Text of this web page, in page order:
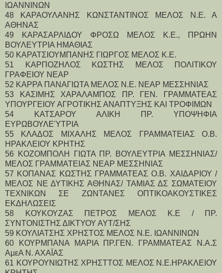
ΙΩΑΝΝΙΝΩΝ
48 ΚΑΡΑΟΥΛΑΝΗΣ ΚΩΝΣΤΑΝΤΙΝΟΣ ΜΕΛΟΣ Ν.Ε. Α
ΑΘΗΝΑΣ
49 ΚΑΡΑΣΑΡΛΙΔΟΥ ΦΡΟΣΩ ΜΕΛΟΣ Κ.Ε., ΠΡΩΗΝ
ΒΟΥΛΕΥΤΡΙΑ ΗΜΑΘΙΑΣ
50 ΚΑΡΑΤΣΙΟΥΜΠΑΝΗΣ ΓΙΩΡΓΟΣ ΜΕΛΟΣ Κ.Ε.
51 ΚΑΡΠΟΖΗΛΟΣ ΚΩΣΤΗΣ ΜΕΛΟΣ ΠΟΛΙΤΙΚΟΥ
ΓΡΑΦΕΙΟΥ ΝΕΑΡ
52 ΚΑΡΡΑ ΠΑΝΑΓΙΩΤΑ ΜΕΛΟΣ Ν.Ε. ΝΕΑΡ ΜΕΣΣΗΝΙΑΣ
53 ΚΑΣΙΜΗΣ ΧΑΡΑΛΑΜΠΟΣ ΠΡ. ΓΕΝ. ΓΡΑΜΜΑΤΕΑΣ
ΥΠΟΥΡΓΕΙΟΥ ΑΓΡΟΤΙΚΗΣ ΑΝΑΠΤΥΞΗΣ ΚΑΙ ΤΡΟΦΙΜΩΝ
54 ΚΑΤΣΑΡΟΥ ΑΛΙΚΗ ΠΡ. ΥΠΟΨΗΦΙΑ
ΕΥΡΩΒΟΥΛΕΎΤΡΙΑ
55 ΚΛΑΔΟΣ ΜΙΧΑΛΗΣ ΜΕΛΟΣ ΓΡΑΜΜΑΤΕΙΑΣ Ο.Β.
ΗΡΑΚΛΕΙΟΥ ΚΡΗΤΗΣ
56 ΚΟΖΟΜΠΟΛΗ ΓΙΩΤΑ ΠΡ. ΒΟΥΛΕΥΤΡΙΑ ΜΕΣΣΗΝΙΑΣ/
ΜΕΛΟΣ ΓΡΑΜΜΑΤΕΙΑΣ ΝΕΑΡ ΜΕΣΣΗΝΙΑΣ
57 ΚΟΠΑΝΑΣ ΚΩΣΤΗΣ ΓΡΑΜΜΑΤΕΑΣ Ο.Β. ΧΑΙΔΑΡΙΟΥ /
ΜΕΛΟΣ ΝΕ ΔΥΤΙΚΗΣ ΑΘΗΝΑΣ/ ΤΑΜΙΑΣ ΔΣ ΣΩΜΑΤΕΙΟΥ
ΤΕΧΝΙΚΩΝ ΣΕ ΖΩΝΤΑΝΕΣ ΟΠΤΙΚΟΑΚΟΥΣΤΙΚΕΣ
ΕΚΔΗΛΩΣΕΙΣ
58 ΚΟΥΚΟΥΖΑΣ ΠΕΤΡΟΣ ΜΕΛΟΣ Κ.Ε / ΠΡ.
ΣΥΝΤΟΝΙΣΤΗΣ ΔΙΚΤΥΟΥ ΑΥΤ/ΣΗΣ
59 ΚΟΥΛΙΑΤΣΗΣ ΧΡΗΣΤΟΣ ΜΕΛΟΣ Ν.Ε. ΙΩΑΝΝΙΝΩΝ
60 ΚΟΥΡΜΠΑΝΑ ΜΑΡΙΑ ΠΡ.ΓΕΝ. ΓΡΑΜΜΑΤΕΑΣ Ν.Α.Σ
ΑμεΑ Ν. ΑΧΑΪΑΣ
61 ΚΟΥΡΟΥΝΙΩΤΗΣ ΧΡΗΣΤΤΟΣ ΜΕΛΟΣ Ν.Ε.ΗΡΑΚΛΕΙΟΥ